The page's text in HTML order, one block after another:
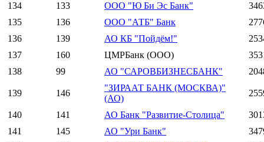
134
133 ООО "Ю Би Эс Банк"
135
136 ООО "АТБ" Банк
136
139 АО КБ "Пойдём!"
137
160 ЦМРБанк (ООО)
138
99 АО "САРОВБИЗНЕСБАНК"
139 146
"ЗИРААТ БАНК (МОСКВА)"
(АО)
140 141 АО Банк "Развитие-Столица"
141
145 АО "Ури Банк"